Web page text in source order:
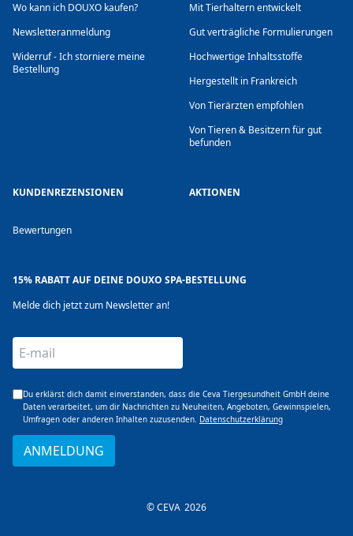
Wo kann ich DOUXO kaufen?
Newsletteranmeldung
Widerruf - Ich storniere meine
Bestellung
Mit Tierhaltern entwickelt
Gut verträgliche Formulierungen
Hochwertige Inhaltsstoffe
Hergestellt in Frankreich
Von Tierärzten empfohlen
Von Tieren & Besitzern für gut
befunden
KUNDENREZENSIONEN
Bewertungen
AKTIONEN
15% RABATT AUF DEINE DOUXO SPA-BESTELLUNG
Melde dich jetzt zum Newsletter an!
Du erklärst dich damit einverstanden, dass die Ceva Tiergesundheit GmbH deine
Daten verarbeitet, um dir Nachrichten zu Neuheiten, Angeboten, Gewinnspielen,
Umfragen oder anderen Inhalten zuzusenden. Datenschutzerklärung
ANMELDUNG
© CEVA 2026